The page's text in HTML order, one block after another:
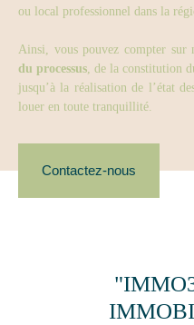
ou local professionnel dans la
Ainsi, vous pouvez compter
du processus , de la constitution
jusqu’à la réalisation de l’état
louer en toute tranquillité.
Contactez-nous